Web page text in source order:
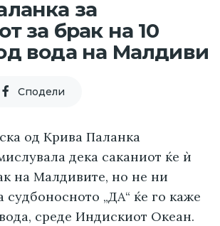
за
за брак на 10
вода на Малдиви
Cподели
од Крива Паланка
дека саканиот ќе ѝ
на Малдивите, но не ни
судбоносното „ДА“ ќе го каже
среде Индискиот Океан.